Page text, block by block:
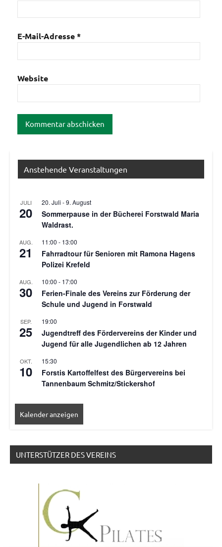
E-Mail-Adresse*
Website
Anstehende Veranstaltungen
JULI
20
20. Juli -9. August
Sommerpause in der Bücherei Forstwald Maria
Waldrast.
AUG.
21
11:00 - 13:00
Fahrradtour für Senioren mit Ramona Hagens
Polizei Krefeld
AUG.
30
10:00 - 17:00
Ferien-Finale des Vereins zur Förderung der
Schule und Jugend in Forstwald
SEP.
25
19:00
Jugendtreff des Fördervereins der Kinder und
Jugend für alle Jugendlichen ab 12 Jahren
OKT.
10
15:30
Forstis Kartoffelfest des Bürgervereins bei
Tannenbaum Schmitz/Stickershof
Kalender anzeigen
UNTERSTÜTZER DES VEREINS